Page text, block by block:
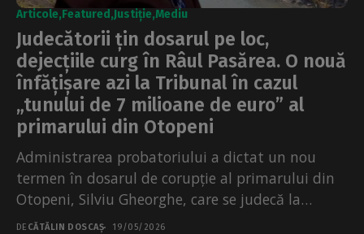
Articole Featured Justiție Mediu
Judecătorii țin dosarul pe loc,
dejecțiile curg în Râul Pasărea. O nouă
înfățișare azi la Tribunal în cazul
„tunului de 7 milioane de euro” al
primarului din Otopeni
Administrarea probatoriului a dictat un nou
termen în dosarul de corupție al primarului din
Otopeni, Silviu Gheorghe, care se judecă la
Tribunalul București...
DE CĂTĂLIN DOSCAȘ 19/05/2026